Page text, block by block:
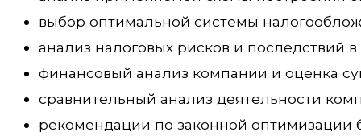
выбор оптимальной системы
анализ налоговых рисков и последствий
финансовый анализ компании и оценка
сравнительный анализ деятельности
рекомендации по законной оптимизации